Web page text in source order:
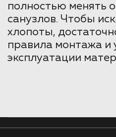
полностью менять
санузлов. Чтобы
хлопоты,
правила монтажа и
эксплуатации